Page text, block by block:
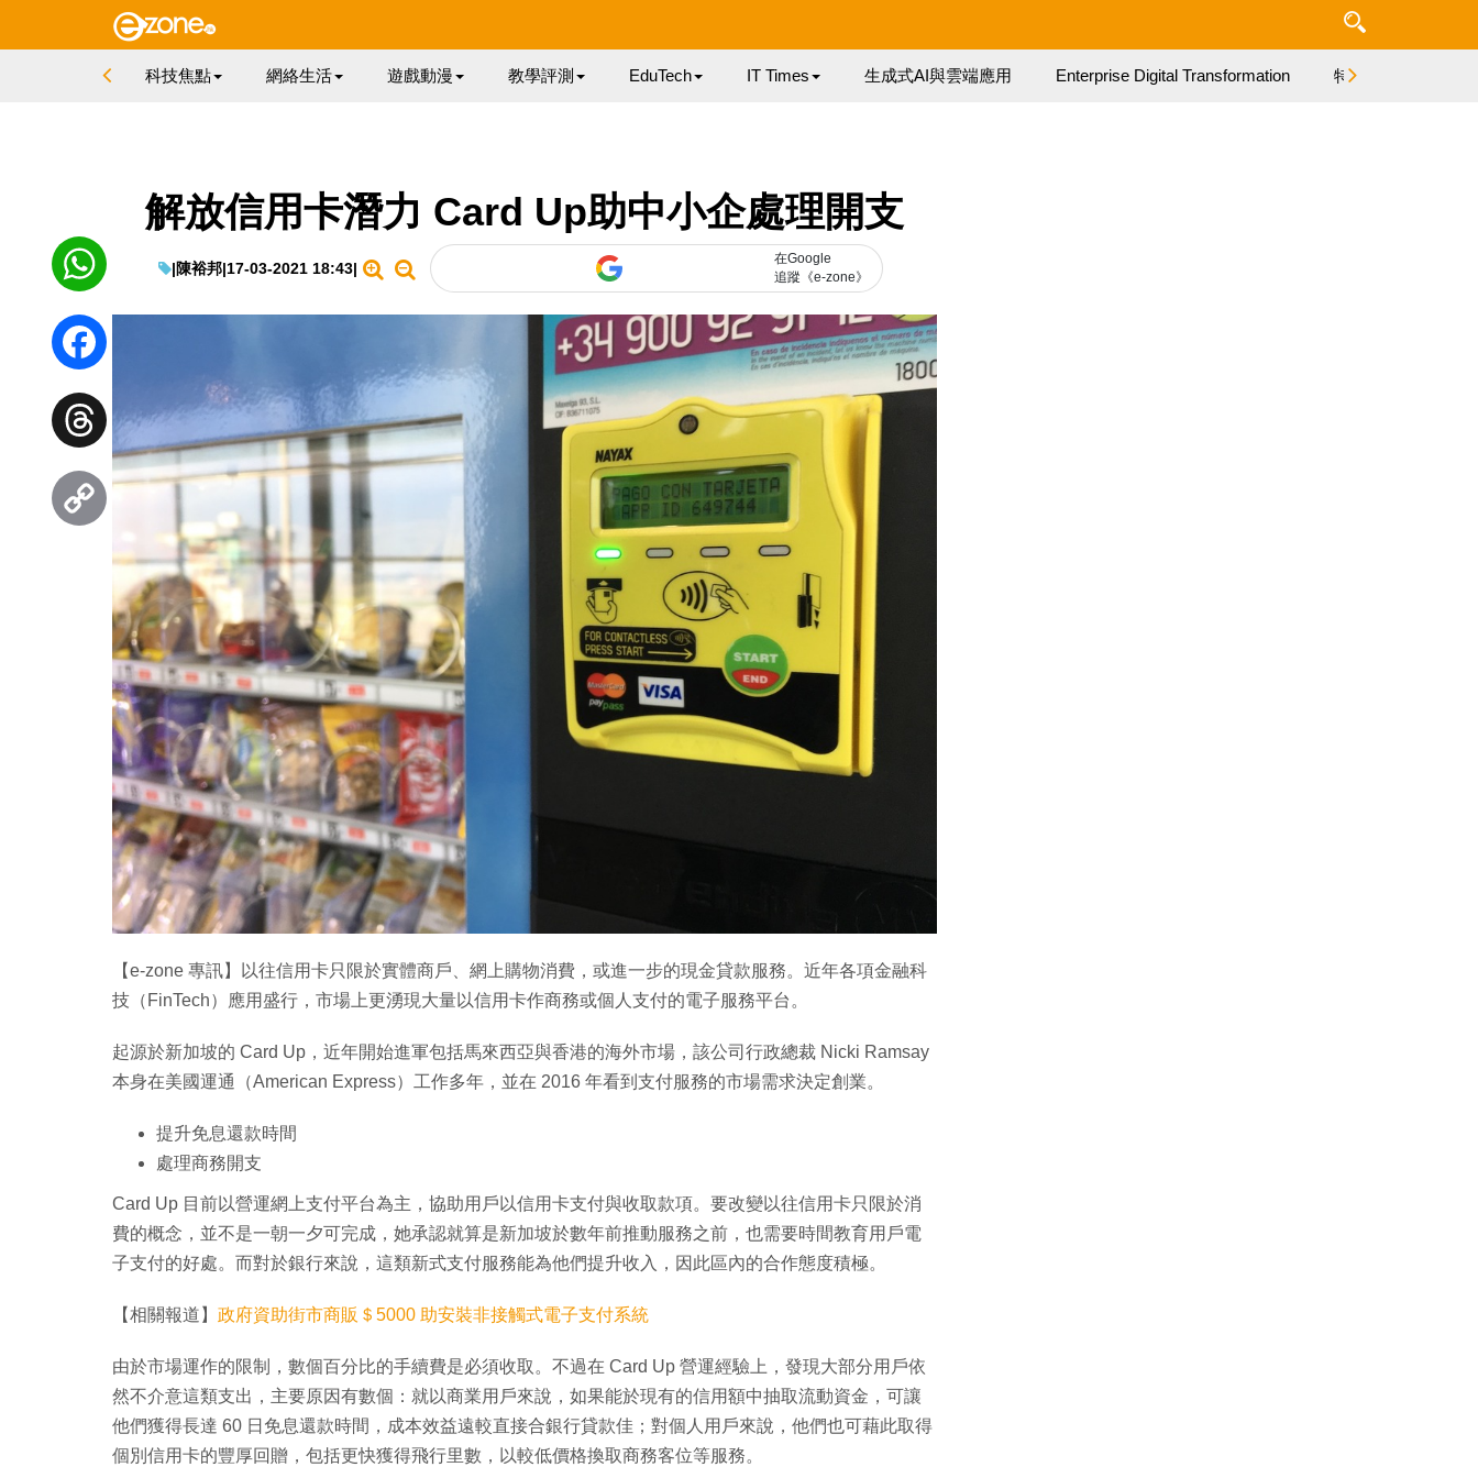
科技焦點 網絡生活 遊戲動漫 教學評測 EduTech IT Times 生成式AI與雲端應用 Enterprise Digital Transformation 特集
解放信用卡潛力 Card Up助中小企處理開支
|陳裕邦|17-03-2021 18:43|
在Google
追蹤《e-zone》
【e-zone 專訊】以往信用卡只限於實體商戶、網上購物消費，或進一步的現金貸款服務。近年各項金融科
技（FinTech）應用盛行，市場上更湧現大量以信用卡作商務或個人支付的電子服務平台。
起源於新加坡的 Card Up，近年開始進軍包括馬來西亞與香港的海外市場，該公司行政總裁 Nicki Ramsay
本身在美國運通（American Express）工作多年，並在 2016 年看到支付服務的市場需求決定創業。
提升免息還款時間
處理商務開支
Card Up 目前以營運網上支付平台為主，協助用戶以信用卡支付與收取款項。要改變以往信用卡只限於消
費的概念，並不是一朝一夕可完成，她承認就算是新加坡於數年前推動服務之前，也需要時間教育用戶電
子支付的好處。而對於銀行來說，這類新式支付服務能為他們提升收入，因此區內的合作態度積極。
【相關報道】 政府資助街市商販＄5000 助安裝非接觸式電子支付系統
由於市場運作的限制，數個百分比的手續費是必須收取。不過在 Card Up 營運經驗上，發現大部分用戶依
然不介意這類支出，主要原因有數個：就以商業用戶來說，如果能於現有的信用額中抽取流動資金，可讓
他們獲得長達 60 日免息還款時間，成本效益遠較直接合銀行貸款佳；對個人用戶來說，他們也可藉此取得
個別信用卡的豐厚回贈，包括更快獲得飛行里數，以較低價格換取商務客位等服務。
WhatsApp
Facebook
Threads
Copy